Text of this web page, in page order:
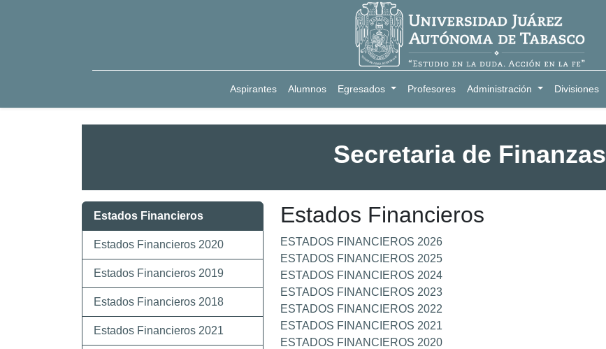
Aspirantes Alumnos Egresados Profesores Administración Divisiones
Secretaria de Finanzas
Estados Financieros
Estados Financieros 2020
Estados Financieros 2019
Estados Financieros 2018
Estados Financieros 2021
Estados Financieros
ESTADOS FINANCIEROS 2026
ESTADOS FINANCIEROS 2025
ESTADOS FINANCIEROS 2024
ESTADOS FINANCIEROS 2023
ESTADOS FINANCIEROS 2022
ESTADOS FINANCIEROS 2021
ESTADOS FINANCIEROS 2020